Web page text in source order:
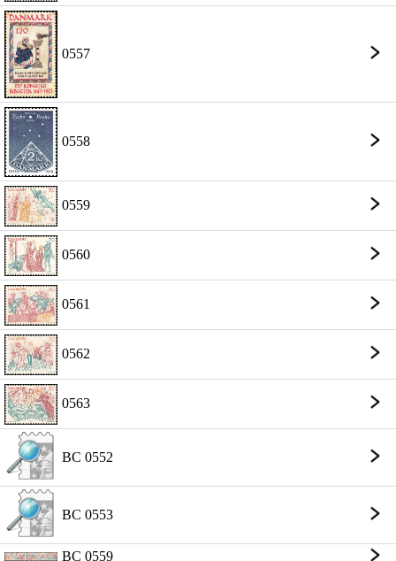
0557
0558
0559
0560
0561
0562
0563
BC 0552
BC 0553
BC 0559